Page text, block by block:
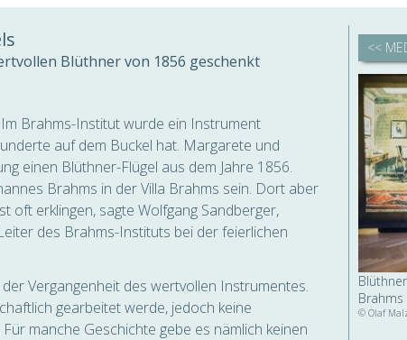
Blüthner von 1856 geschenkt
Brahms-Institut wurde ein Instrument
auf dem Buckel hat. Margarete und
einen Blüthner-Flügel aus dem Jahre 1856.
Brahms in der Villa Brahms sein. Dort aber
oft erklingen, sagte Wolfgang Sandberger,
des Brahms-Instituts bei der feierlichen
Vergangenheit des wertvollen Instrumentes.
gearbeitet werde, jedoch keine
manche Geschichte gebe es nämlich keinen
<<
Brahms
© Olaf